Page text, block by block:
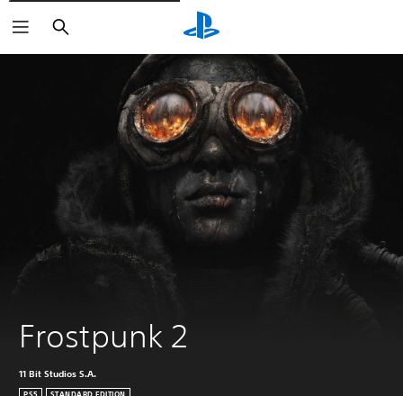
Suchen
Frostpunk 2
11 Bit Studios S.A.